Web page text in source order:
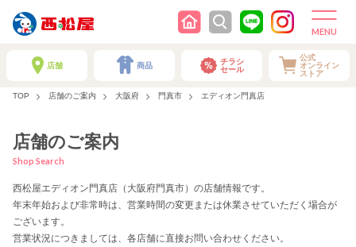
店舗 商品
チラシ
セール
公式
オンライン
ストア
TOP 店舗のご案内 大阪府 門真市 エディオン門真店
店舗のご案内
Shop Search
西松屋エディオン門真店（大阪府門真市）の店舗情報です。
年末年始および非常時は、営業時間の変更または休業させていただく場合が
ございます。
営業状況につきましては、各店舗に直接お問い合わせください。